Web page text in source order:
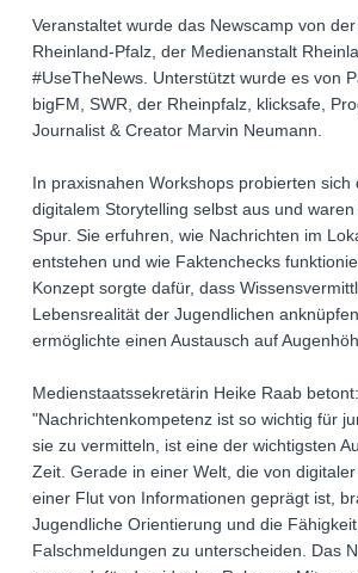
Veranstaltet wurde das Newscamp von
Rheinland-Pfalz, der Medienanstalt
#UseTheNews. Unterstützt wurde es von
bigFM, SWR, der Rheinpfalz, klicksafe,
Journalist & Creator Marvin Neumann.
In praxisnahen Workshops probierten sich
digitalem Storytelling selbst aus und
Spur. Sie erfuhren, wie Nachrichten im
entstehen und wie Faktenchecks
Konzept sorgte dafür, dass
Lebensrealität der Jugendlichen
ermöglichte einen Austausch auf
Medienstaatssekretärin Heike Raab betont:
"Nachrichtenkompetenz ist so wichtig für
sie zu vermitteln, ist eine der wichtigsten
Zeit. Gerade in einer Welt, die von
einer Flut von Informationen geprägt ist,
Jugendliche Orientierung und die
Falschmeldungen zu unterscheiden. Das